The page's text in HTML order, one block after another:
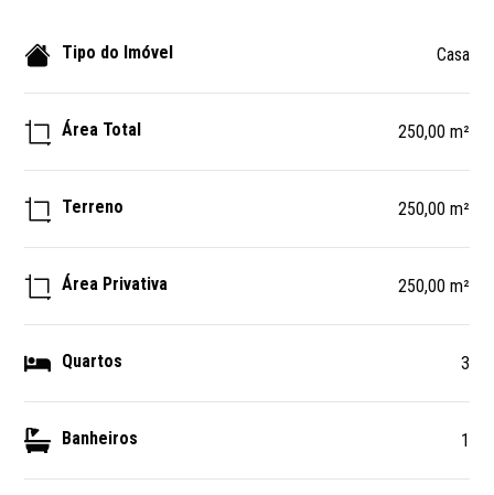
Tipo do Imóvel Casa
Área Total 250,00 m²
Terreno 250,00 m²
Área Privativa 250,00 m²
Quartos 3
Banheiros 1